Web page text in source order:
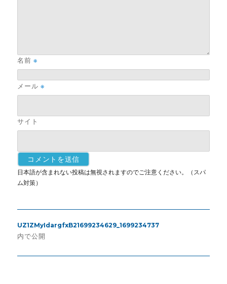
名前※
メール※
サイト
日本語が含まれない投稿は無視されますのでご注意ください。（スパ
ム対策）
稿
UZ1ZMyIdargfxB21699234629_1699234737
内で公開